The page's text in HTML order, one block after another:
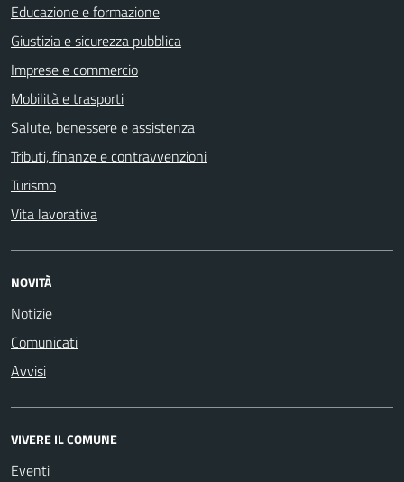
Educazione e formazione
Giustizia e sicurezza pubblica
Imprese e commercio
Mobilità e trasporti
Salute, benessere e assistenza
Tributi, finanze e contravvenzioni
Turismo
Vita lavorativa
NOVITÀ
Notizie
Comunicati
Avvisi
VIVERE IL COMUNE
Eventi